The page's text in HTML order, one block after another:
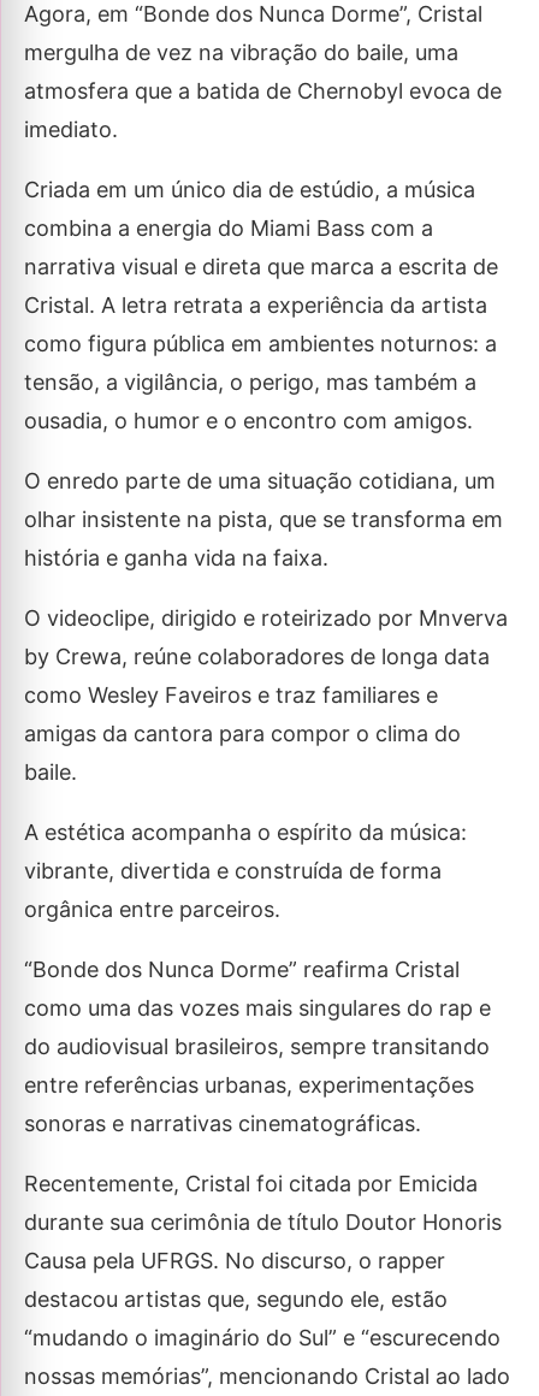
Agora, em “Bonde dos Nunca Dorme”, Cristal
mergulha de vez na vibração do baile, uma
atmosfera que a batida de Chernobyl evoca de
imediato.
Criada em um único dia de estúdio, a música
combina a energia do Miami Bass com a
narrativa visual e direta que marca a escrita de
Cristal. A letra retrata a experiência da artista
como figura pública em ambientes noturnos: a
tensão, a vigilância, o perigo, mas também a
ousadia, o humor e o encontro com amigos.
O enredo parte de uma situação cotidiana, um
olhar insistente na pista, que se transforma em
história e ganha vida na faixa.
O videoclipe, dirigido e roteirizado por Mnverva
by Crewa, reúne colaboradores de longa data
como Wesley Faveiros e traz familiares e
amigas da cantora para compor o clima do
baile.
A estética acompanha o espírito da música:
vibrante, divertida e construída de forma
orgânica entre parceiros.
“Bonde dos Nunca Dorme” reafirma Cristal
como uma das vozes mais singulares do rap e
do audiovisual brasileiros, sempre transitando
entre referências urbanas, experimentações
sonoras e narrativas cinematográficas.
Recentemente, Cristal foi citada por Emicida
durante sua cerimônia de título Doutor Honoris
Causa pela UFRGS. No discurso, o rapper
destacou artistas que, segundo ele, estão
“mudando o imaginário do Sul” e “escurecendo
nossas memórias”, mencionando Cristal ao lado